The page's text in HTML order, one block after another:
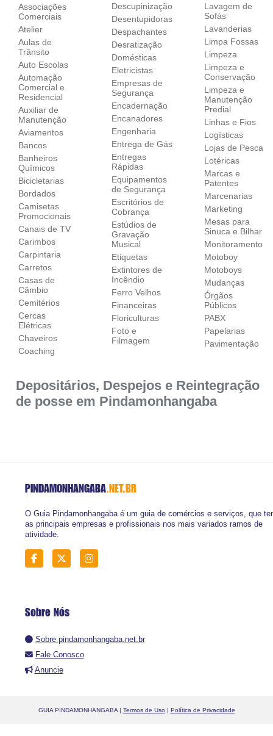
Associações
Comerciais
Atelier
Aulas de
Trânsito
Auto Escolas
Automação
Comercial e
Residencial
Auxiliar de
Manutenção
Aviamentos
Bancos
Banheiros
Químicos
Bicicletarias
Bordados
Camisetas
Promocionais
Canais de TV
Carimbos
Carpintaria
Carretos
Casas de
Câmbio
Cemitérios
Cercas
Elétricas
Chaveiros
Coaching
Descupinização
Desentupidoras
Despachantes
Desratização
Domésticas
Eletricistas
Empresas de
Segurança
Encadernação
Encanadores
Engenharia
Entrega de Gás
Entregas
Rápidas
Equipamentos
de Segurança
Escritórios de
Cobrança
Estúdios de
Gravação
Musical
Etiquetas
Extintores de
Incêndio
Ferro Velhos
Financeiras
Floriculturas
Foto e
Filmagem
Lavagem de
Sofás
Lavanderias
Limpa Fossas
Limpeza
Limpeza e
Conservação
Limpeza e
Manutenção
Predial
Linhas e Fios
Logísticas
Lojas de Pesca
Lotéricas
Marcas e
Patentes
Marcenarias
Marketing
Mesas para
Sinuca e Bilhar
Monitoramento
Motoboy
Motoboys
Mudanças
Órgãos
Públicos
PABX
Papelarias
Pavimentação
Depositários, Despejos e Reintegração
de posse em Pindamonhangaba
PINDAMONHANGABA.NET.BR
O Guia Pindamonhangaba é um guia de comércios e serviços, que
as principais empresas e profissionais nos mais variados ramos de
atividade.
Sobre Nós
Sobre pindamonhangaba.net.br
Fale Conosco
Anuncie
GUIA PINDAMONHANGABA | Termos de Uso | Política de Privacidade